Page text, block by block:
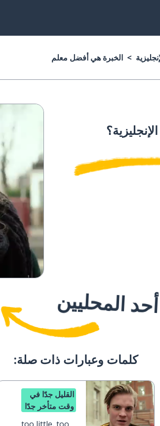
الخبرة هي أفضل معلم
المحليين
كلمات وعبارات ذات صلة:
القليل جدًا في
وقت متأخر جدًا